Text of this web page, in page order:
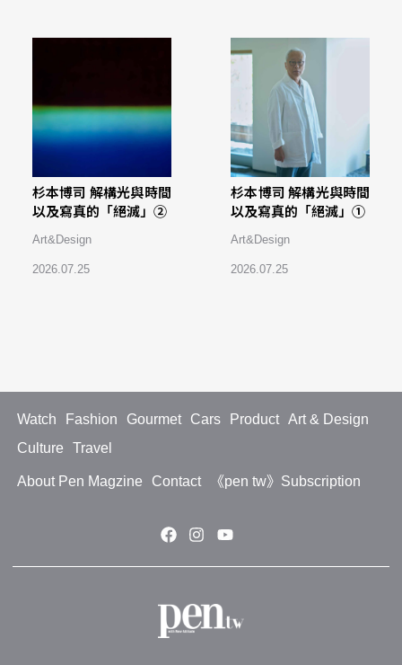
杉本博司 解構光與時間
以及寫真的「絕滅」②
Art&Design
2026.07.25
杉本博司 解構光與時間
以及寫真的「絕滅」①
Art&Design
2026.07.25
Watch Fashion Gourmet Cars Product
Art & Design
Culture
Travel
About Pen Magzine Contact 《pen tw》Subscription